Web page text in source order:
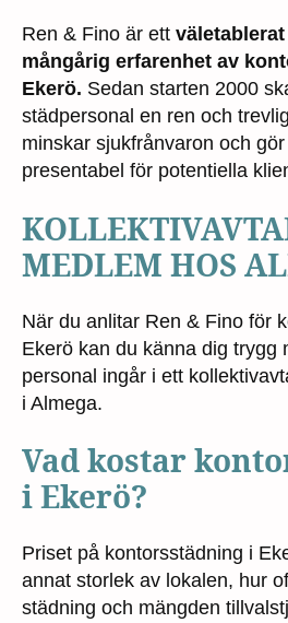
Ren & Fino är ett
mångårig erfarenhet av
Ekerö. Sedan starten 2000
städpersonal en ren och
minskar sjukfrånvaron och
presentabel för potentiella
MEDLEM HOS
När du anlitar Ren & Fino för
Ekerö kan du känna dig trygg
personal ingår i ett
i Almega.
Vad kostar
i Ekerö?
Priset på kontorsstädning i
annat storlek av lokalen, hur
städning och mängden